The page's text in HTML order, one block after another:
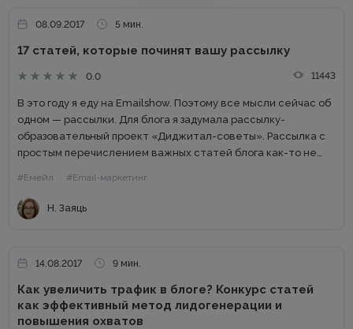
08.09.2017 5 мин.
17 статей, которые починят вашу рассылку
0.0 11443
В это году я еду на Emailshow. Поэтому все мысли сейчас об
одном — рассылки. Для блога я задумала рассылку-
образовательный проект «Диджитал-советы». Рассылка с
простым перечислением важных статей блога как-то не
Очень много читаю...
#Емейл #Email-маркетинг
Н. Заяць
14.08.2017 9 мин.
Как увеличить трафик в блоге? Конкурс статей
как эффективный метод лидогенерации и
повышения охватов